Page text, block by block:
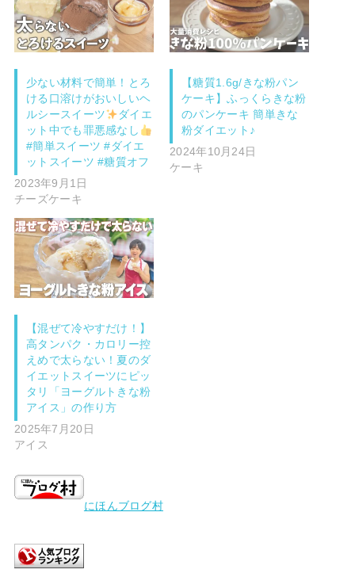
少ない材料で簡単！とろ
ける口溶けがおいしいヘ
ルシースイーツ
ダイエ
ット中でも罪悪感なし
#簡単スイーツ #ダイエ
ットスイーツ #糖質オフ
2023年9月1日
チーズケーキ
【糖質1.6g/きな粉パン
ケーキ】ふっくらきな粉
のパンケーキ 簡単きな
粉ダイエット♪
2024年10月24日
ケーキ
【混ぜて冷やすだけ！】
高タンパク・カロリー控
えめで太らない！夏のダ
イエットスイーツにピッ
タリ「ヨーグルトきな粉
アイス」の作り方
2025年7月20日
アイス
にほんブログ村